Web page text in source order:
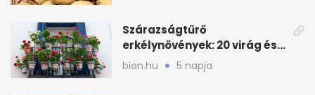
Szárazságtűrő
erkélynövények: 20 virág és
cserje a forró nyárra
bien.hu 5 napja